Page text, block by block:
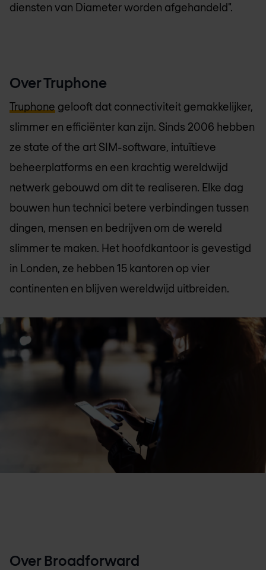
diensten van Diameter worden afgehandeld".
Over Truphone
Truphone gelooft dat connectiviteit gemakkelijker,
slimmer en efficiënter kan zijn. Sinds 2006 hebben
ze state of the art SIM-software, intuïtieve
beheerplatforms en een krachtig wereldwijd
netwerk gebouwd om dit te realiseren. Elke dag
bouwen hun technici betere verbindingen tussen
dingen, mensen en bedrijven om de wereld
slimmer te maken. Het hoofdkantoor is gevestigd
in Londen, ze hebben 15 kantoren op vier
continenten en blijven wereldwijd uitbreiden.
Over Broadforward